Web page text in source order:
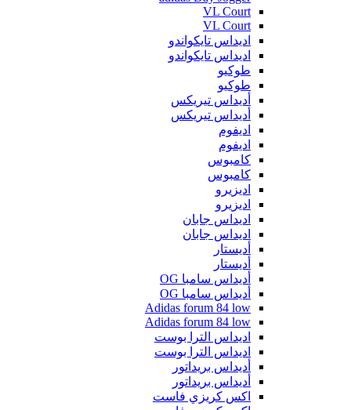
VL Court
VL Court
اديداس تايكواندو
اديداس تايكواندو
طوكيو
طوكيو
أديداس تيريكس
أديداس تيريكس
اديفوم
اديفوم
كامبوس
كامبوس
اديزيرو
اديزيرو
اديداس جابان
اديداس جابان
أديستار
أديستار
أديداس سامبا OG
أديداس سامبا OG
Adidas forum 84 low
Adidas forum 84 low
اديداس الترا بوست
اديداس الترا بوست
أديداس بريداتور
أديداس بريداتور
اكس كريزي فاست